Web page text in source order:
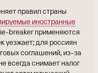
правил страны
иностранные
breaker применяются
уезжает; для россиян
соглашений, из-за
всегда снимает налог